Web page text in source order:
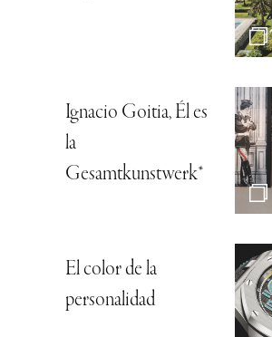
Ignacio Goitia, Él es
la
Gesamtkunstwerk*
El color de la
personalidad